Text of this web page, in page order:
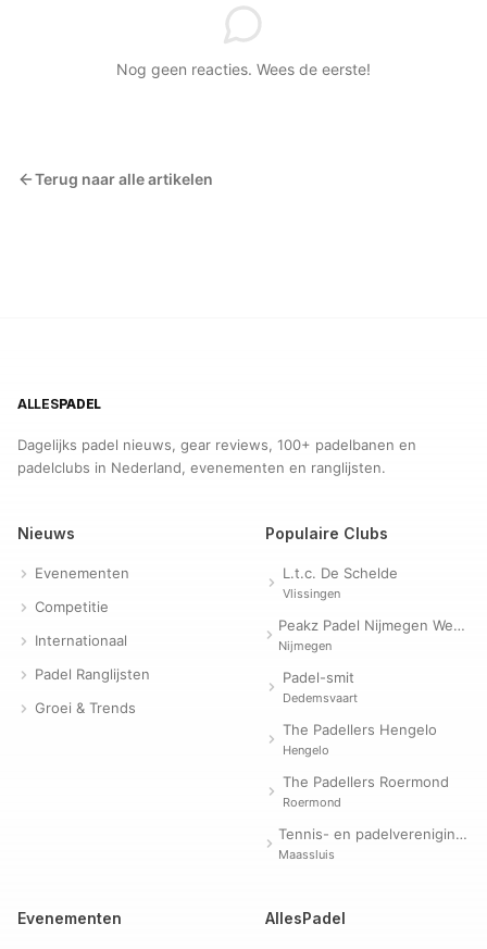
Nog geen reacties. Wees de eerste!
Terug naar alle artikelen
ALLESPADEL
Dagelijks padel nieuws, gear reviews, 100+ padelbanen en
padelclubs in Nederland, evenementen en ranglijsten.
Nieuws
Evenementen
Competitie
Internationaal
Padel Ranglijsten
Groei & Trends
Populaire Clubs
L.t.c. De Schelde
Vlissingen
Peakz Padel Nijmegen Westerpark | Padelclub
Nijmegen
Padel-smit
Dedemsvaart
The Padellers Hengelo
Hengelo
The Padellers Roermond
Roermond
Tennis- en padelvereniging Evergreen
Maassluis
Evenementen AllesPadel